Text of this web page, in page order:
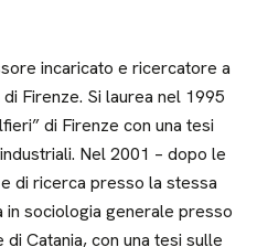
incaricato e ricercatore a
Firenze. Si laurea nel 1995
di Firenze con una tesi
Nel 2001 – dopo le
di ricerca presso la stessa
sociologia generale presso
Catania, con una tesi sulle